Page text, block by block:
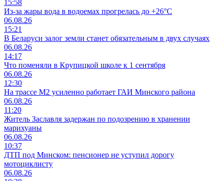
15:58
Из-за жары вода в водоемах прогрелась до +26°C
06.08.26
15:21
В Беларуси залог земли станет обязательным в двух случаях
06.08.26
14:17
Что поменяли в Крупицкой школе к 1 сентября
06.08.26
12:30
На трассе М2 усиленно работает ГАИ Минского района
06.08.26
11:20
Житель Заславля задержан по подозрению в хранении
марихуаны
06.08.26
10:37
ДТП под Минском: пенсионер не уступил дорогу
мотоциклисту
06.08.26